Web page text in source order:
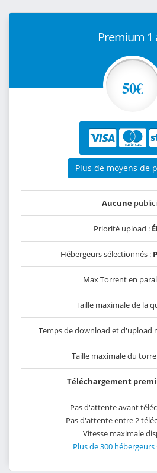
Premium 1
50€
Plus de moyens de
Aucune
Priorité upload :
Hébergeurs sélectionnés :
Max Torrent en
Taille maximale de la
Temps de download et d'upload
Taille maximale du
Téléchargement
Pas d'attente avant
Pas d'attente entre 2
Vitesse maximale
Plus de 300